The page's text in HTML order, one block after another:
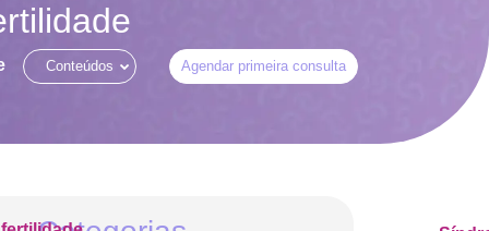
Conteúdos Agendar primeira consulta